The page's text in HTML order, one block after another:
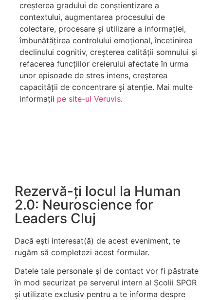
creșterea gradului de conștientizare a
contextului, augmentarea procesului de
colectare, procesare și utilizare a informației,
îmbunătățirea controlului emoțional, încetinirea
declinului cognitiv, creșterea calității somnului și
refacerea funcțiilor creierului afectate în urma
unor episoade de stres intens, creșterea
capacității de concentrare și atenție. Mai multe
informații pe site-ul Veruvis.
Rezervă-ți locul la Human
2.0: Neuroscience for
Leaders Cluj
Dacă ești interesat(ă) de acest eveniment, te
rugăm să completezi acest formular.
Datele tale personale și de contact vor fi păstrate
în mod securizat pe serverul intern al Școlii SPOR
și utilizate exclusiv pentru a te informa despre